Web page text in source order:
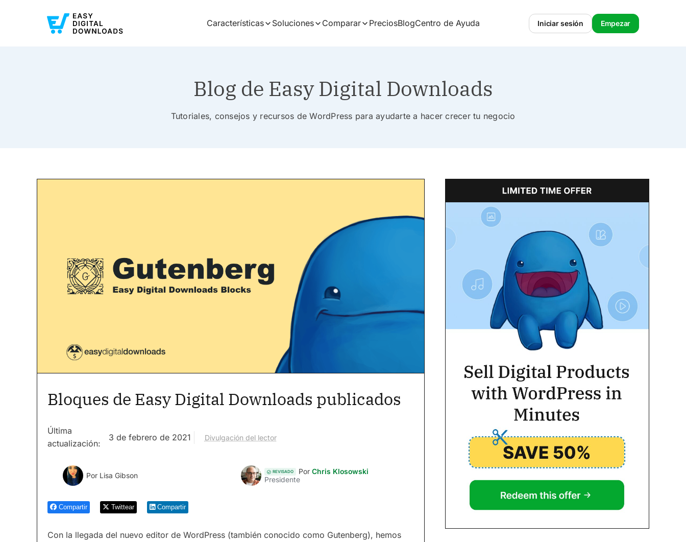
Características Soluciones Comparar PreciosBlogCentro de Ayuda Iniciar sesión Empezar
Blog de Easy Digital Downloads
Tutoriales, consejos y recursos de WordPress para ayudarte a hacer crecer tu negocio
Bloques de Easy Digital Downloads publicados
Última
actualización:
3 de febrero de 2021 Divulgación del lector
Por Lisa Gibson REVISADO Por Chris Klosowski
Presidente
Compartir Twittear Compartir
Con la llegada del nuevo editor de WordPress (también conocido como Gutenberg), hemos